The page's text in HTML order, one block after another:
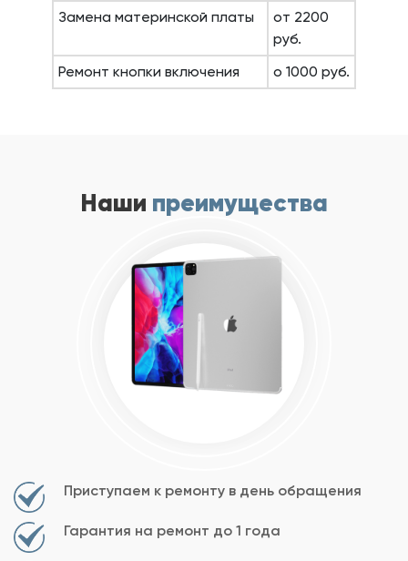
Замена материнской платы
от 2200
руб.
Ремонт кнопки включения
о 1000 руб.
Наши преимущества
Приступаем к ремонту в день обращения
Гарантия на ремонт до 1 года